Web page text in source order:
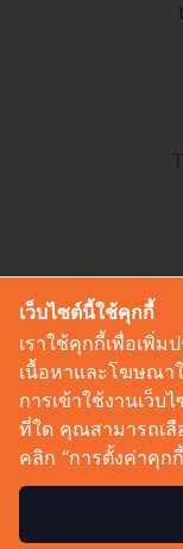
เว็บไซต์นี้ใช้คุกกี้
เราใช้คุกกี้เพื่อเพิ่
เนื้อหาและโฆษณา
การเข้าใช้งานเว็บ
ที่ใด คุณสามารถเลื
คลิก “การตั้งค่าคุก